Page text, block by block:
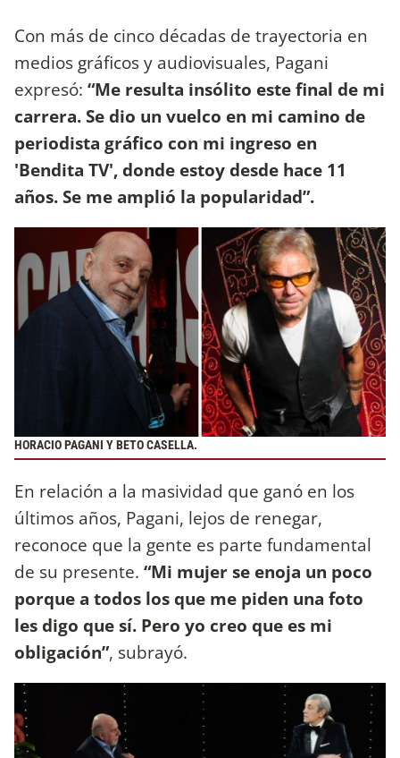
Con más de cinco décadas de trayectoria en
medios gráficos y audiovisuales, Pagani
expresó: “Me resulta insólito este final de mi
carrera. Se dio un vuelco en mi camino de
periodista gráfico con mi ingreso en
'Bendita TV', donde estoy desde hace 11
años. Se me amplió la popularidad”.
HORACIO PAGANI Y BETO CASELLA.
En relación a la masividad que ganó en los
últimos años, Pagani, lejos de renegar,
reconoce que la gente es parte fundamental
de su presente. “Mi mujer se enoja un poco
porque a todos los que me piden una foto
les digo que sí. Pero yo creo que es mi
obligación”, subrayó.